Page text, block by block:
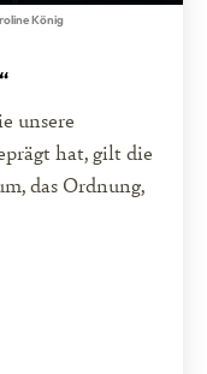
König
unsere
hat, gilt die
das Ordnung,